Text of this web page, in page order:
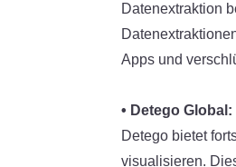
Datenextraktion
Apps und
• Detego Global:
Detego bietet
visualisieren.